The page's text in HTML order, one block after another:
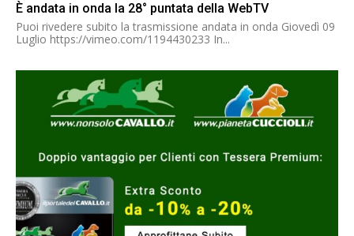
È andata in onda la 28° puntata della WebTV
Puoi rivedere subito la trasmissione andata in onda Giovedì 09
Luglio https://vimeo.com/1194430233 In...